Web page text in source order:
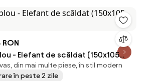
- Elefant de scăldat (150x105
din mai multe piese, în stil modern
în peste 2 zile